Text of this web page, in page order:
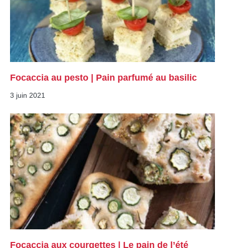
Focaccia au pesto | Pain parfumé au basilic
3 juin 2021
Focaccia aux courgettes | Le pain de l’été